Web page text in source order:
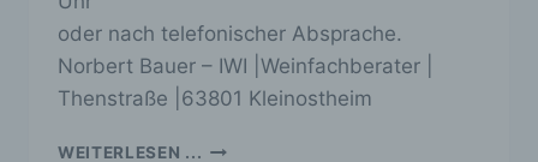
oder nach telefonischer Absprache.
Norbert Bauer – IWI |Weinfachberater |
Thenstraße |63801 Kleinostheim
WEITERLESEN ... WEIN-
i) Empfänger
Empfänger ist eine natürliche oder juristische
Person, Behörde, Einrichtung oder andere
Stelle, der personenbezogene Daten
sich bei ihr um einen Dritten handelt oder nicht.